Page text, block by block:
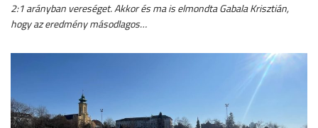
2:1 arányban vereséget. Akkor és ma is elmondta Gabala Krisztián,
hogy az eredmény másodlagos…